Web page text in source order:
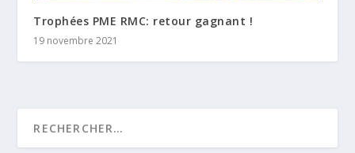
Trophées PME RMC: retour gagnant !
19 novembre 2021